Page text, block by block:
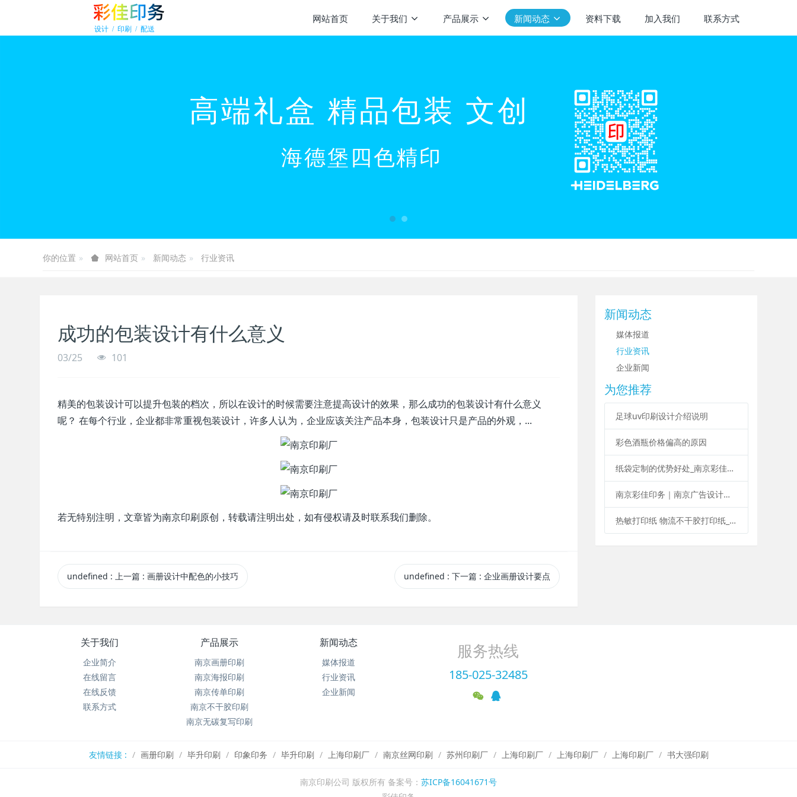
网站首页 关于我们 产品展示 新闻动态 资料下载 加入我们 联系方式
你的位置 网站首页 新闻动态 行业资讯
成功的包装设计有什么意义
03/25 101
精美的包装设计可以提升包装的档次，所以在设计的时候需要注意提高设计的效果，那么成功的包装设计有什么意义
呢？ 在每个行业，企业都非常重视包装设计，许多人认为，企业应该关注产品本身，包装设计只是产品的外观，...
若无特别注明，文章皆为南京印刷原创，转载请注明出处，如有侵权请及时联系我们删除。
undefined :上一篇 : 画册设计中配色的小技巧 undefined :下一篇 : 企业画册设计要点
新闻动态
媒体报道
行业资讯
企业新闻
为您推荐
足球uv印刷设计介绍说明
彩色酒瓶价格偏高的原因
纸袋定制的优势好处_南京彩佳印务纸袋定制印刷
南京彩佳印务｜南京广告设计印刷制作一站式服务
热敏打印纸 物流不干胶打印纸_南京彩佳印务专业标签印刷
关于我们
企业简介
在线留言
在线反馈
联系方式
产品展示
南京画册印刷
南京海报印刷
南京传单印刷
南京不干胶印刷
南京无碳复写印刷
新闻动态
媒体报道
行业资讯
企业新闻
服务热线
185-025-32485
友情链接 : 画册印刷 毕升印刷 印象印务 毕升印刷 上海印刷厂 南京丝网印刷 苏州印刷厂 上海印刷厂 上海印刷厂 上海印刷厂 书大强印刷
南京印刷公司 版权所有 备案号： 苏ICP备16041671号